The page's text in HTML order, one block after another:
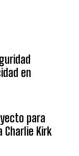
en
para
Charlie Kirk